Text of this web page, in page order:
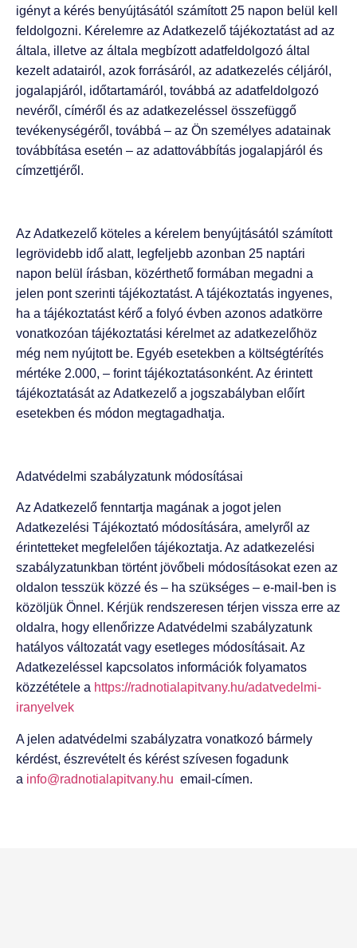
igényt a kérés benyújtásától számított 25 napon belül kell
feldolgozni. Kérelemre az Adatkezelő tájékoztatást ad az
általa, illetve az általa megbízott adatfeldolgozó által
kezelt adatairól, azok forrásáról, az adatkezelés céljáról,
jogalapjáról, időtartamáról, továbbá az adatfeldolgozó
nevéről, címéről és az adatkezeléssel összefüggő
tevékenységéről, továbbá – az Ön személyes adatainak
továbbítása esetén – az adattovábbítás jogalapjáról és
címzettjéről.
Az Adatkezelő köteles a kérelem benyújtásától számított
legrövidebb idő alatt, legfeljebb azonban 25 naptári
napon belül írásban, közérthető formában megadni a
jelen pont szerinti tájékoztatást. A tájékoztatás ingyenes,
ha a tájékoztatást kérő a folyó évben azonos adatkörre
vonatkozóan tájékoztatási kérelmet az adatkezelőhöz
még nem nyújtott be. Egyéb esetekben a költségtérítés
mértéke 2.000, – forint tájékoztatásonként. Az érintett
tájékoztatását az Adatkezelő a jogszabályban előírt
esetekben és módon megtagadhatja.
Adatvédelmi szabályzatunk módosításai
Az Adatkezelő fenntartja magának a jogot jelen
Adatkezelési Tájékoztató módosítására, amelyről az
érintetteket megfelelően tájékoztatja. Az adatkezelési
szabályzatunkban történt jövőbeli módosításokat ezen az
oldalon tesszük közzé és – ha szükséges – e-mail-ben is
közöljük Önnel. Kérjük rendszeresen térjen vissza erre az
oldalra, hogy ellenőrizze Adatvédelmi szabályzatunk
hatályos változatát vagy esetleges módosításait. Az
Adatkezeléssel kapcsolatos információk folyamatos
közzététele a https://radnotialapitvany.hu/adatvedelmi-
iranyelvek
A jelen adatvédelmi szabályzatra vonatkozó bármely
kérdést, észrevételt és kérést szívesen fogadunk
a info@radnotialapitvany.hu email-címen.